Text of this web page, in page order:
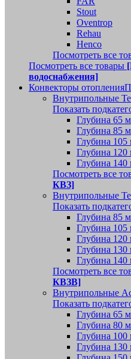
Stout
Oventrop
Rehau
Henco
Посмотреть все
Посмотреть все товары
водоснабжения]
Конвекторы отопления
Внутрипольные
Показать
Глубина 65
Глубина 85
Глубина 105
Глубина 120
Глубина 140
Посмотреть все
КВЗ]
Внутрипольные
Показать
Глубина 85
Глубина 105
Глубина 120
Глубина 130
Глубина 140
Посмотреть все
КВЗВ]
Внутрипольные
Показать
Глубина 65
Глубина 80
Глубина 100
Глубина 130